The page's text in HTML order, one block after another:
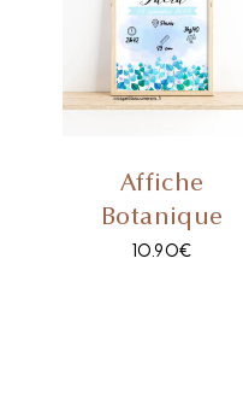
Affiche
Botanique
10.90€